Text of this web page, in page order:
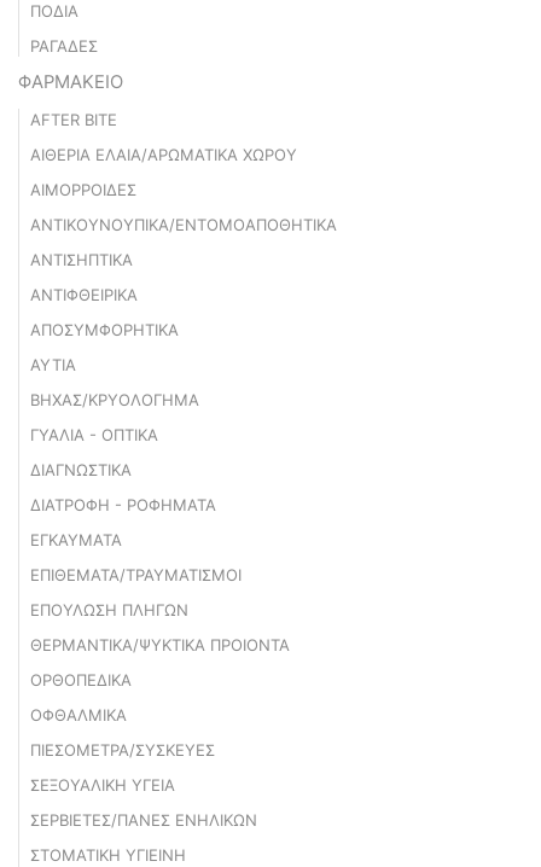
ΠΟΔΙΑ
ΡΑΓΑΔΕΣ
ΦΑΡΜΑΚΕΙΟ
AFTER BITE
ΑΙΘΕΡΙΑ ΕΛΑΙΑ/ΑΡΩΜΑΤΙΚΑ ΧΩΡΟΥ
ΑΙΜΟΡΡΟΙΔΕΣ
ΑΝΤΙΚΟΥΝΟΥΠΙΚΑ/ΕΝΤΟΜΟΑΠΟΘΗΤΙΚΑ
ΑΝΤΙΣΗΠΤΙΚΑ
ΑΝΤΙΦΘΕΙΡΙΚΑ
ΑΠΟΣΥΜΦΟΡΗΤΙΚΑ
ΑΥΤΙΑ
ΒΗΧΑΣ/ΚΡΥΟΛΟΓΗΜΑ
ΓΥΑΛΙΑ - ΟΠΤΙΚΑ
ΔΙΑΓΝΩΣΤΙΚΑ
ΔΙΑΤΡΟΦΗ - ΡΟΦΗΜΑΤΑ
ΕΓΚΑΥΜΑΤΑ
ΕΠΙΘΕΜΑΤΑ/ΤΡΑΥΜΑΤΙΣΜΟΙ
ΕΠΟΥΛΩΣΗ ΠΛΗΓΩΝ
ΘΕΡΜΑΝΤΙΚΑ/ΨΥΚΤΙΚΑ ΠΡΟΙΟΝΤΑ
ΟΡΘΟΠΕΔΙΚΑ
ΟΦΘΑΛΜΙΚΑ
ΠΙΕΣΟΜΕΤΡΑ/ΣΥΣΚΕΥΕΣ
ΣΕΞΟΥΑΛΙΚΗ ΥΓΕΙΑ
ΣΕΡΒΙΕΤΕΣ/ΠΑΝΕΣ ΕΝΗΛΙΚΩΝ
ΣΤΟΜΑΤΙΚΗ ΥΓΙΕΙΝΗ